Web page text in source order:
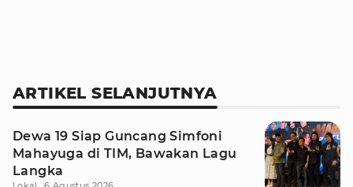
ARTIKEL SELANJUTNYA
Dewa 19 Siap Guncang Simfoni
Mahayuga di TIM, Bawakan Lagu
Langka